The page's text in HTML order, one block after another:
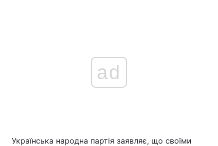
ad
Українська народна партія заявляє, що своїми